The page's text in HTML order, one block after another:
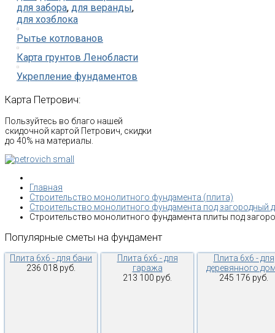
для забора, для веранды,
для хозблока
Рытье котлованов
Карта грунтов Ленобласти
Укрепление фундаментов
Карта Петрович:
Пользуйтесь во благо нашей
скидочной картой Петрович, скидки
до 40% на материалы.
Главная
Строительство монолитного фундамента (плита)
Строительство монолитного фундамента под загородный
Строительство монолитного фундамента плиты под
Популярные сметы на фундамент
Плита 6х6 - для бани
236 018 руб.
Плита 6х6 - для
гаража
213 100 руб.
Плита 6х6 - для
деревянного
245 176 руб.